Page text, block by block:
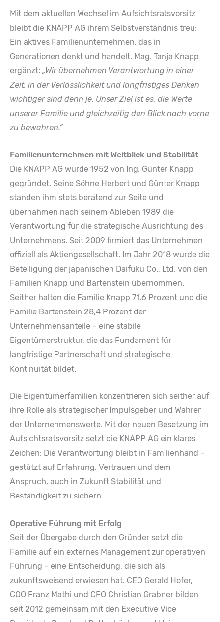
Mit dem aktuellen Wechsel im Aufsichtsratsvorsitz
bleibt die KNAPP AG ihrem Selbstverständnis treu:
Ein aktives Familienunternehmen, das in
Generationen denkt und handelt. Mag. Tanja Knapp
ergänzt: „Wir übernehmen Verantwortung in einer
Zeit, in der Verlässlichkeit und langfristiges Denken
wichtiger sind denn je. Unser Ziel ist es, die Werte
unserer Familie und gleichzeitig den Blick nach vorne
zu bewahren.“
Familienunternehmen mit Weitblick und Stabilität
Die KNAPP AG wurde 1952 von Ing. Günter Knapp
gegründet. Seine Söhne Herbert und Günter Knapp
standen ihm stets beratend zur Seite und
übernahmen nach seinem Ableben 1989 die
Verantwortung für die strategische Ausrichtung des
Unternehmens. Seit 2009 firmiert das Unternehmen
offiziell als Aktiengesellschaft. Im Jahr 2018 wurde die
Beteiligung der japanischen Daifuku Co., Ltd. von den
Familien Knapp und Bartenstein übernommen.
Seither halten die Familie Knapp 71,6 Prozent und die
Familie Bartenstein 28,4 Prozent der
Unternehmensanteile – eine stabile
Eigentümerstruktur, die das Fundament für
langfristige Partnerschaft und strategische
Kontinuität bildet.
Die Eigentümerfamilien konzentrieren sich seither auf
ihre Rolle als strategischer Impulsgeber und Wahrer
der Unternehmenswerte. Mit der neuen Besetzung im
Aufsichtsratsvorsitz setzt die KNAPP AG ein klares
Zeichen: Die Verantwortung bleibt in Familienhand –
gestützt auf Erfahrung, Vertrauen und dem
Anspruch, auch in Zukunft Stabilität und
Beständigkeit zu sichern.
Operative Führung mit Erfolg
Seit der Übergabe durch den Gründer setzt die
Familie auf ein externes Management zur operativen
Führung – eine Entscheidung, die sich als
zukunftsweisend erwiesen hat. CEO Gerald Hofer,
COO Franz Mathi und CFO Christian Grabner bilden
seit 2012 gemeinsam mit den Executive Vice